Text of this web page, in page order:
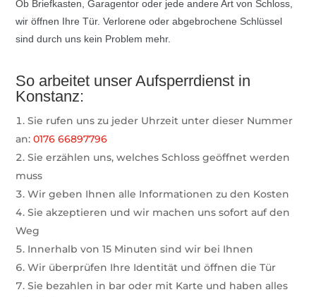
Ob Briefkasten, Garagentor oder jede andere Art von Schloss,
wir öffnen Ihre Tür. Verlorene oder abgebrochene Schlüssel
sind durch uns kein Problem mehr.
So arbeitet unser Aufsperrdienst in
Konstanz:
Sie rufen uns zu jeder Uhrzeit unter dieser Nummer
an:0176 66897796
Sie erzählen uns, welches Schloss geöffnet werden
muss
Wir geben Ihnen alle Informationen zu den Kosten
Sie akzeptieren und wir machen uns sofort auf den
Weg
Innerhalb von15 Minuten sind wir bei Ihnen
Wir überprüfen Ihre Identität und öffnen die Tür
Sie bezahlen in bar oder mit Karte und haben alles